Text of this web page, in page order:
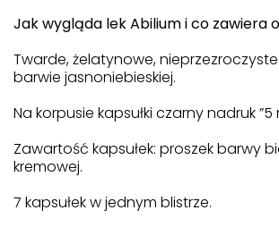
Jak wygląda lek Abilium i co zawiera
Twarde, żelatynowe, nieprzezroczyste
barwie jasnoniebieskiej.
Na korpusie kapsułki czarny nadruk ”5
Zawartość kapsułek: proszek barwy
kremowej.
7 kapsułek w jednym blistrze.